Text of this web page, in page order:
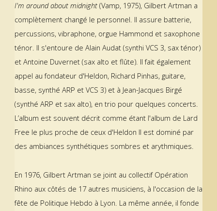
I'm around about midnight (Vamp, 1975), Gilbert Artman a
complètement changé le personnel. Il assure batterie,
percussions, vibraphone, orgue Hammond et saxophone
ténor. Il s'entoure de Alain Audat (synthi VCS 3, sax ténor)
et Antoine Duvernet (sax alto et flûte). Il fait également
appel au fondateur d'Heldon, Richard Pinhas, guitare,
basse, synthé ARP et VCS 3) et à Jean-Jacques Birgé
(synthé ARP et sax alto), en trio pour quelques concerts.
L’album est souvent décrit comme étant l'album de Lard
Free le plus proche de ceux d'Heldon Il est dominé par
des ambiances synthétiques sombres et arythmiques.
En 1976, Gilbert Artman se joint au collectif Opération
Rhino aux côtés de 17 autres musiciens, à l'occasion de la
fête de Politique Hebdo à Lyon. La même année, il fonde